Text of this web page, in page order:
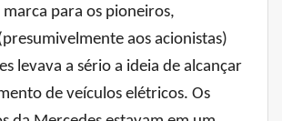
marca para os pioneiros,
aos acionistas)
levava a sério a ideia de alcançar
de veículos elétricos. Os